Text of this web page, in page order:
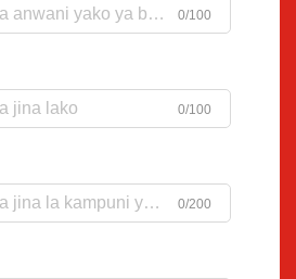
0/100
0/100
0/200